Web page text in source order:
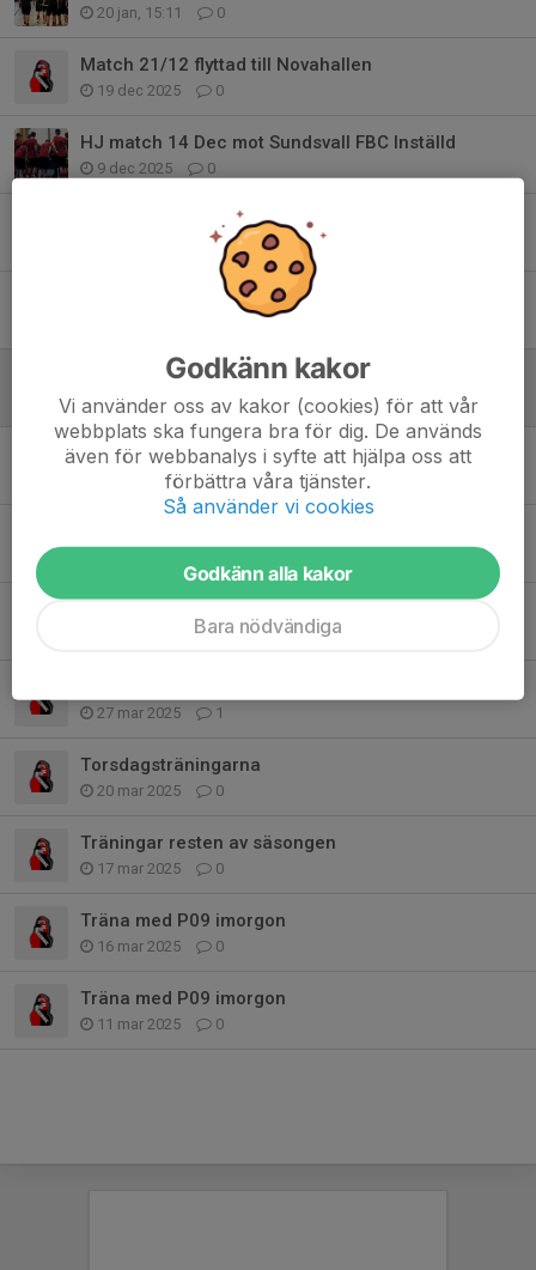
20 jan, 15:11 0
Match 21/12 flyttad till Novahallen
19 dec 2025 0
HJ match 14 Dec mot Sundsvall FBC Inställd
9 dec 2025 0
Matchändring HJ 7 Nov mot Saik
0
Match mot Hedemora seriepremiär HJ
Inställd match mot Njutånger
23 apr 2025 0
Kvarvarande matcher
18 apr 2025 0
0
27 mar 2025 1
Torsdagsträningarna
20 mar 2025 0
Träningar resten av säsongen
17 mar 2025 0
Träna med P09 imorgon
16 mar 2025 0
Träna med P09 imorgon
11 mar 2025 0
Godkänn kakor
Vi använder oss av kakor (cookies) för att vår
webbplats ska fungera bra för dig. De används
även för webbanalys i syfte att hjälpa oss att
förbättra våra tjänster.
Så använder vi cookies
Godkänn alla kakor
Bara nödvändiga